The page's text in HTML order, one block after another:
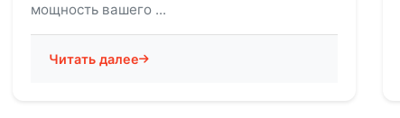
мощность вашего ...
Читать далее